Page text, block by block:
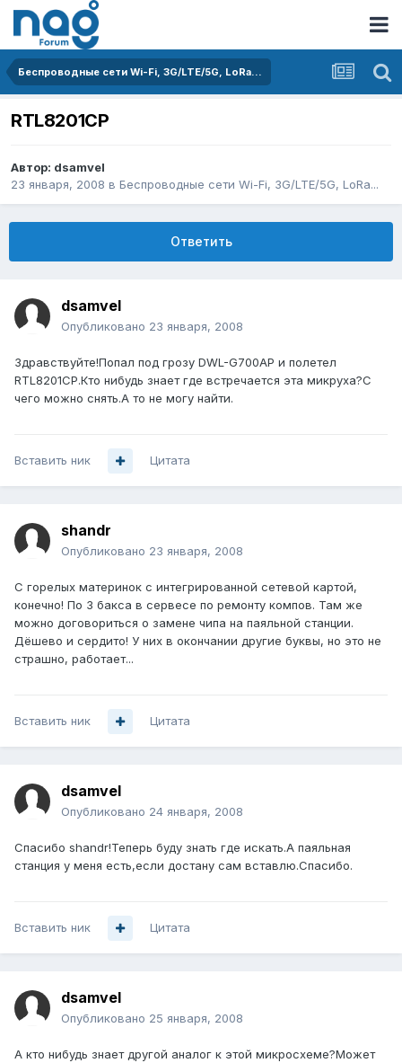
Беспроводные сети Wi-Fi, 3G/LTE/5G, LoRa...
RTL8201CP
Автор: dsamvel
23 января, 2008 в Беспроводные сети Wi-Fi, 3G/LTE/5G, LoRa...
Ответить
dsamvel
Опубликовано 23 января, 2008
Здравствуйте!Попал под грозу DWL-G700AP и полетел
RTL8201CP.Кто нибудь знает где встречается эта микруха?С
чего можно снять.А то не могу найти.
Вставить ник Цитата
shandr
Опубликовано 23 января, 2008
С горелых материнок с интегрированной сетевой картой,
конечно! По 3 бакса в сервесе по ремонту компов. Там же
можно договориться о замене чипа на паяльной станции.
Дёшево и сердито! У них в окончании другие буквы, но это не
страшно, работает...
Вставить ник Цитата
dsamvel
Опубликовано 24 января, 2008
Спасибо shandr!Теперь буду знать где искать.А паяльная
станция у меня есть,если достану сам вставлю.Спасибо.
Вставить ник Цитата
dsamvel
Опубликовано 25 января, 2008
А кто нибудь знает другой аналог к этой микросхеме?Может